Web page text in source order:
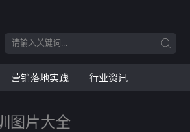
营销落地实践 行业资讯
图片大全